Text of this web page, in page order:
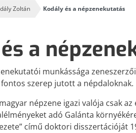
KONCEPCIÓJA A XXI.
nyilatkozatai alapján
Zoltán Kodály és a népzenekutatás
a
munkássága
szerep jutott a népdaloknak.
népzene igazi valója csak
adó Galánta
című doktori disszertációját